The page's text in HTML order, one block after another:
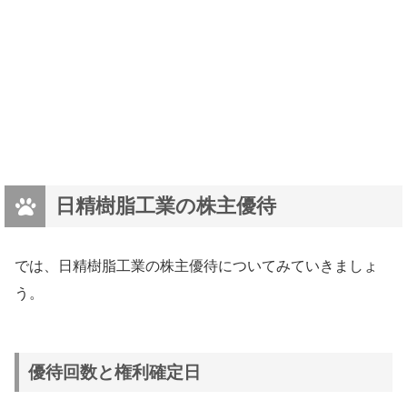
日精樹脂工業の株主優待
では、日精樹脂工業の株主優待についてみていきましょ
う。
優待回数と権利確定日